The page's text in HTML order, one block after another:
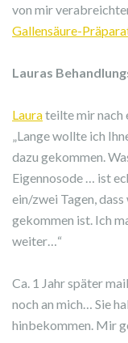
von mir
Gallensäure-
Lauras
Laurateilte mir nach
„Lange wollte ich
dazu gekommen.
Eigennosode … ist
ein/zwei Tagen,
gekommen ist. Ich
weiter…“
Ca. 1 Jahr später
noch an mich… Sie
hinbekommen. Mir